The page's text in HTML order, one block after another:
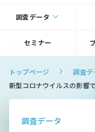
調査データ
セミナー
トップページ
調査デ
新型コロナウイルスの影響
調査データ